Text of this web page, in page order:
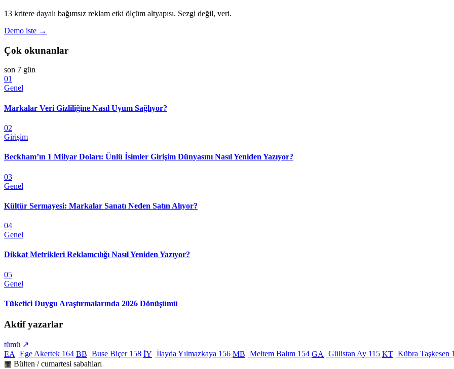
13 kritere dayalı bağımsız reklam etki ölçüm altyapısı. Sezgi değil, veri.
Demo iste →
Çok okunanlar
son 7 gün
01
Genel
Markalar Veri Gizliliğine Nasıl Uyum Sağlıyor?
02
Girişim
Beckham’ın 1 Milyar Doları: Ünlü İsimler Girişim Dünyasını Nasıl Yeniden Yazıyor?
03
Genel
Kültür Sermayesi: Markalar Sanatı Neden Satın Alıyor?
04
Genel
Dikkat Metrikleri Reklamcılığı Nasıl Yeniden Yazıyor?
05
Genel
Tüketici Duygu Araştırmalarında 2026 Dönüşümü
Aktif yazarlar
tümü ↗
EA
Ege Akertek 164 BB Buse Biçer 158 İY İlayda Yılmazkaya 156 MB Meltem Balım 154 GA Gülistan Ay 115 KT Kübra Taşkesen
▦ Bülten / cumartesi sabahları